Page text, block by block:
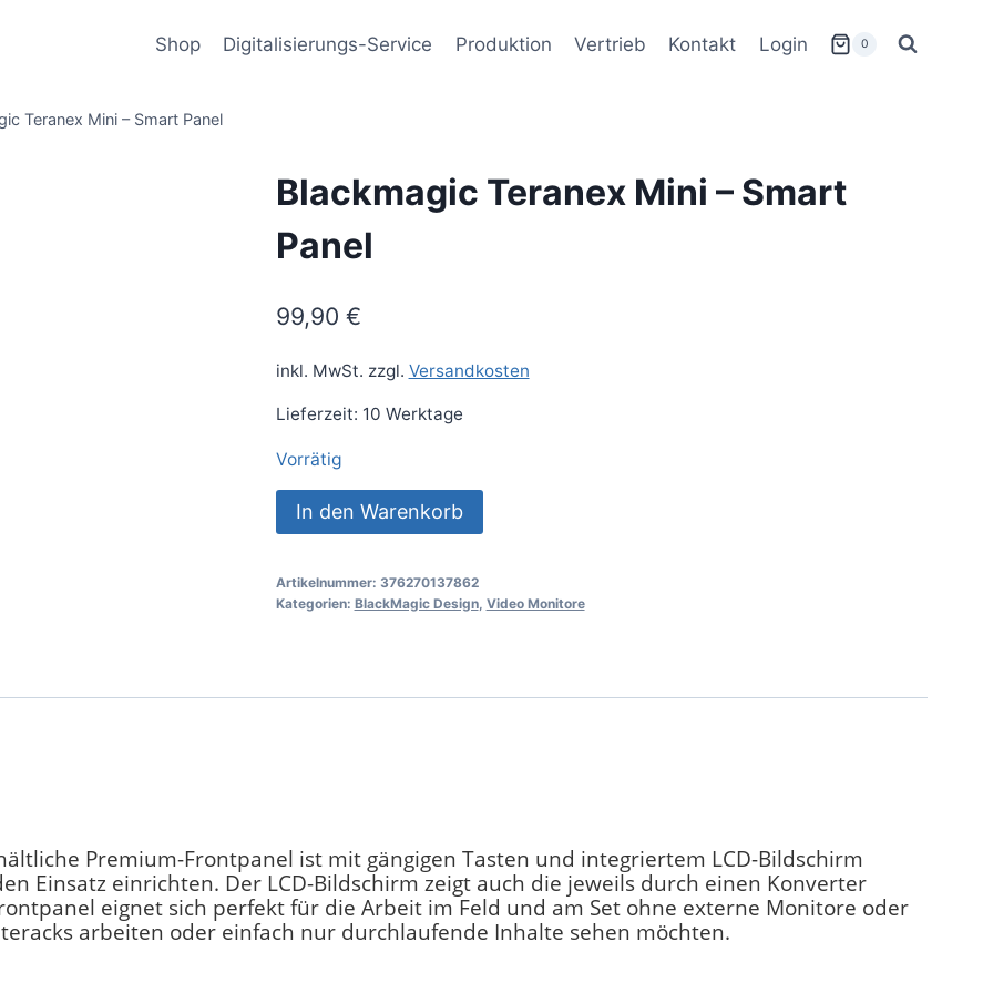
Shop Digitalisierungs-Service Produktion Vertrieb Kontakt Login 0
Teranex Mini – Smart Panel
Blackmagic Teranex Mini – Smart
Panel
99,90 €
inkl. MwSt. zzgl. Versandkosten
Lieferzeit: 10 Werktage
Vorrätig
Blackmagic
Teranex
-
In den Warenkorb
Artikelnummer: 376270137862
Kategorien: BlackMagic Design, Video Monitore
Premium-Frontpanel ist mit gängigen Tasten und integriertem LCD-Bildschirm
Einsatz einrichten. Der LCD-Bildschirm zeigt auch die jeweils durch einen Konverter
eignet sich perfekt für die Arbeit im Feld und am Set ohne externe Monitore oder
arbeiten oder einfach nur durchlaufende Inhalte sehen möchten.